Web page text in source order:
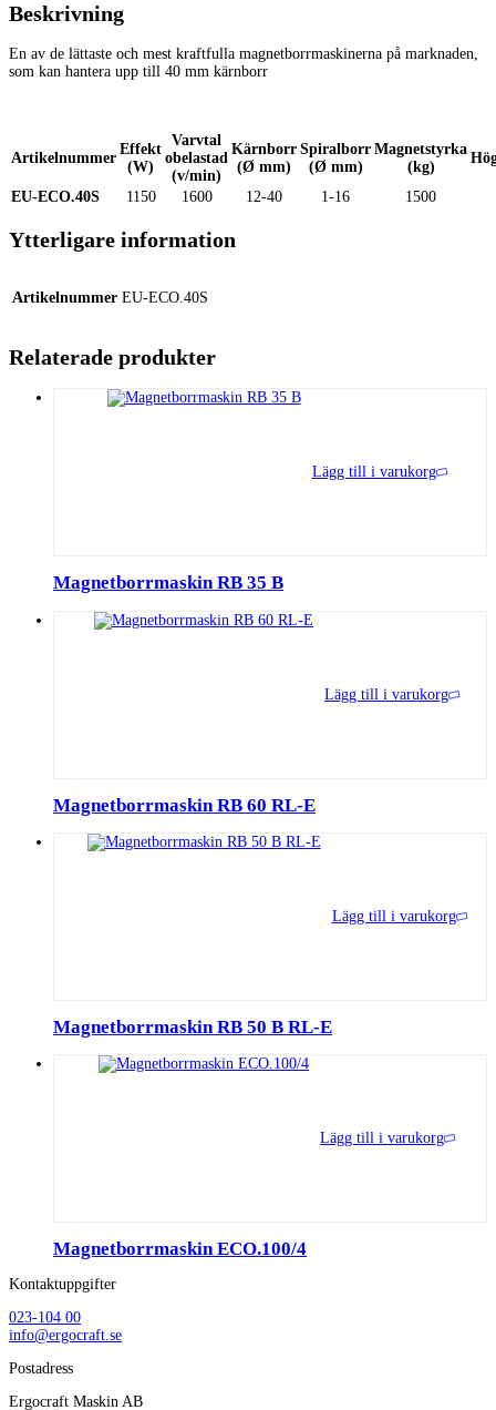
Beskrivning
En av de lättaste och mest kraftfulla magnetborrmaskinerna på marknaden,
som kan hantera upp till 40 mm kärnborr
Artikelnummer
Effekt
(W)
Varvtal
obelastad
(v/min)
Kärnborr
(Ø mm)
Spiralborr
(Ø mm)
Magnetstyrka
(kg)
EU-ECO.40S 1150 1600 12-40 1-16 1500
Ytterligare information
Artikelnummer EU-ECO.40S
Relaterade produkter
Lägg till i varukorg
Magnetborrmaskin RB 35 B
Lägg till i varukorg
Magnetborrmaskin RB 60 RL-E
Lägg till i varukorg
Magnetborrmaskin RB 50 B RL-E
Lägg till i varukorg
Magnetborrmaskin ECO.100/4
Kontaktuppgifter
023-104 00
info@ergocraft.se
Postadress
Ergocraft Maskin AB